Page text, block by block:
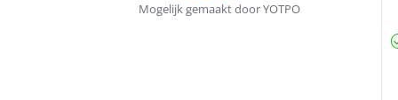
Mogelijk gemaakt door YOTPO